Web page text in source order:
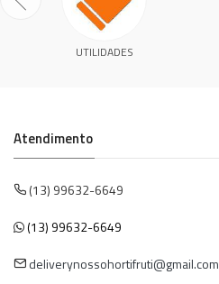
UTILIDADES
Atendimento
(13) 99632-6649
(13) 99632-6649
deliverynossohortifruti@gmail.com